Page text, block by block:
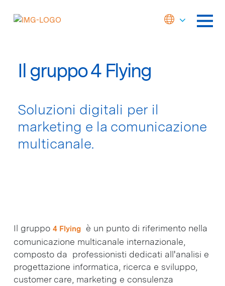
Il gruppo 4 Flying
Soluzioni digitali per il
marketing e la comunicazione
multicanale.
Il gruppo 4 Flying è un punto di riferimento nella
comunicazione multicanale internazionale,
composto da professionisti dedicati all'analisi e
progettazione informatica, ricerca e sviluppo,
customer care, marketing e consulenza